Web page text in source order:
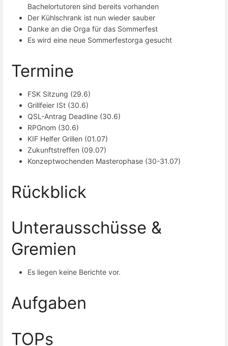
Bachelortutoren sind bereits vorhanden
Der Kühlschrank ist nun wieder sauber
Danke an die Orga für das Sommerfest
Es wird eine neue Sommerfestorga gesucht
Termine
FSK Sitzung (29.6)
Grillfeier ISt (30.6)
QSL-Antrag Deadline (30.6)
RPGnom (30.6)
KIF Helfer Grillen (01.07)
Zukunftstreffen (09.07)
Konzeptwochenden Masterophase (30-31.07)
Rückblick
Unterausschüsse &
Gremien
Es liegen keine Berichte vor.
Aufgaben
TOPs